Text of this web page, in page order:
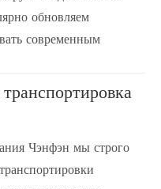
обновляем
современным
Чэнфэн мы строго